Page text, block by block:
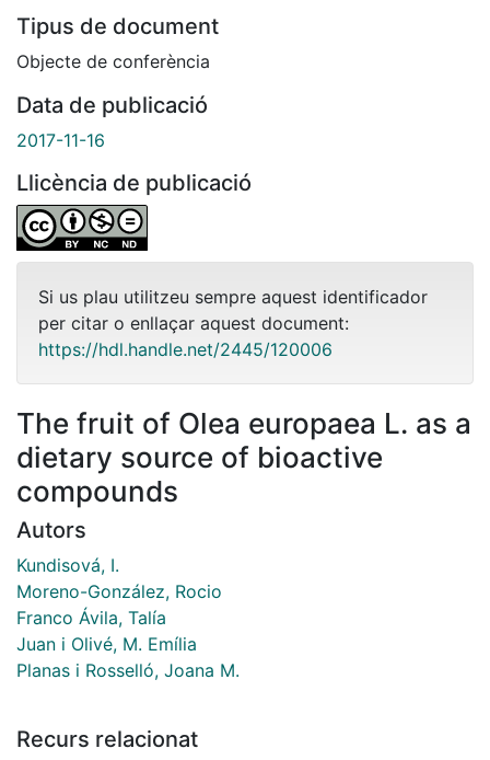
Tipus de document
Objecte de conferència
Data de publicació
2017-11-16
Llicència de publicació
Si us plau utilitzeu sempre aquest identificador
per citar o enllaçar aquest document:
https://hdl.handle.net/2445/120006
The fruit of Olea europaea L. as a
dietary source of bioactive
compounds
Autors
Kundisová, I.
Moreno-González, Rocio
Franco Ávila, Talía
Juan i Olivé, M. Emília
Planas i Rosselló, Joana M.
Recurs relacionat